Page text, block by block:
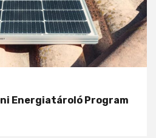
Energiatároló Program